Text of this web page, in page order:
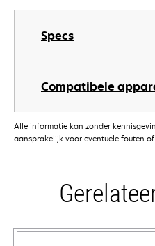
Specs
Compatibele
Alle informatie kan zonder
aansprakelijk voor eventuele fouten